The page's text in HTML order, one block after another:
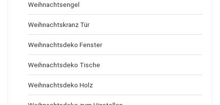
Weihnachtsengel
Weihnachtskranz Tür
Weihnachtsdeko Fenster
Weihnachtsdeko Tische
Weihnachtsdeko Holz